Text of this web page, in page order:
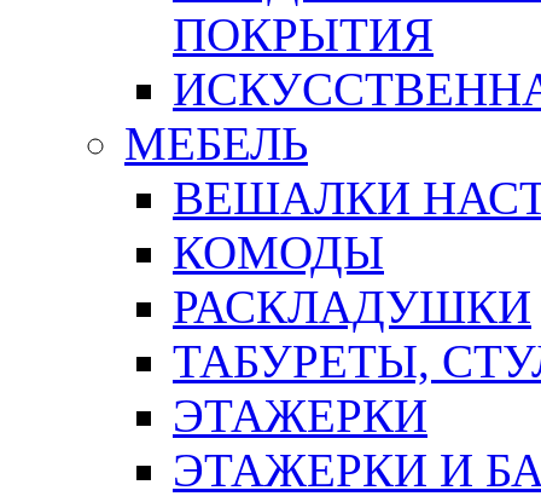
ПОКРЫТИЯ
МЕБЕЛЬ
ВЕШАЛКИ
КОМОДЫ
РАСКЛАДУШКИ
ТАБУРЕТЫ,
ЭТАЖЕРКИ
ЭТАЖЕРКИ И